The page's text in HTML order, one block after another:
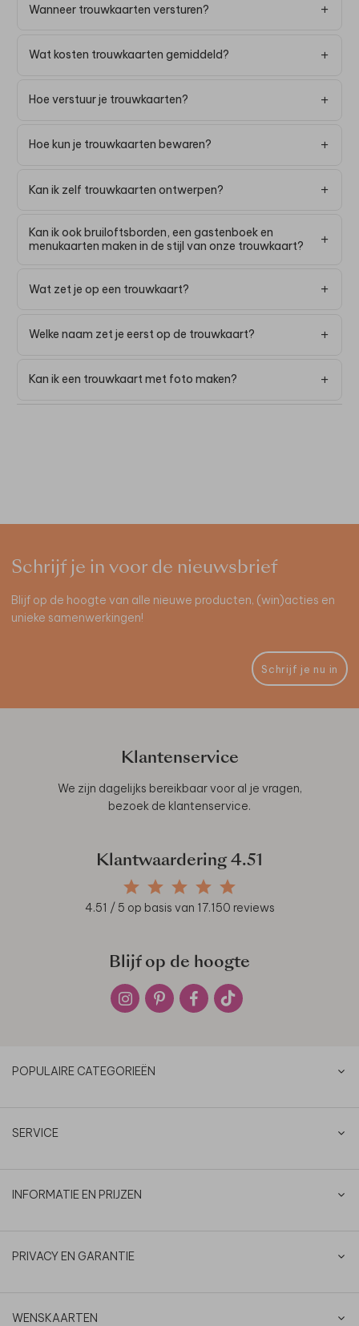
Wanneer trouwkaarten versturen?
Wat kosten trouwkaarten gemiddeld?
Hoe verstuur je trouwkaarten?
Hoe kun je trouwkaarten bewaren?
Kan ik zelf trouwkaarten ontwerpen?
Kan ik ook bruiloftsborden, een gastenboek en
menukaarten maken in de stijl van onze trouwkaart?
Wat zet je op een trouwkaart?
Welke naam zet je eerst op de trouwkaart?
Kan ik een trouwkaart met foto maken?
Schrijf je in voor de nieuwsbrief
Blijf op de hoogte van alle nieuwe producten, (win)acties en
unieke samenwerkingen!
Schrijf je nu in
Klantenservice
We zijn dagelijks bereikbaar voor al je vragen,
bezoek de klantenservice.
Klantwaardering 4.51
4.51 / 5 op basis van 17.150 reviews
Blijf op de hoogte
POPULAIRE CATEGORIEËN
SERVICE
INFORMATIE EN PRIJZEN
PRIVACY EN GARANTIE
WENSKAARTEN